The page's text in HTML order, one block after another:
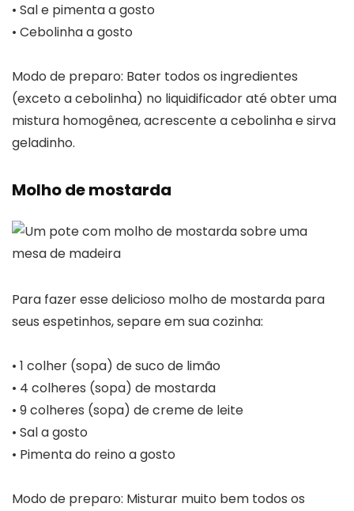
• Sal e pimenta a gosto
• Cebolinha a gosto
Modo de preparo: Bater todos os ingredientes
(exceto a cebolinha) no liquidificador até obter uma
mistura homogênea, acrescente a cebolinha e sirva
geladinho.
Molho de mostarda
Para fazer esse delicioso molho de mostarda para
seus espetinhos, separe em sua cozinha:
• 1 colher (sopa) de suco de limão
• 4 colheres (sopa) de mostarda
• 9 colheres (sopa) de creme de leite
• Sal a gosto
• Pimenta do reino a gosto
Modo de preparo: Misturar muito bem todos os